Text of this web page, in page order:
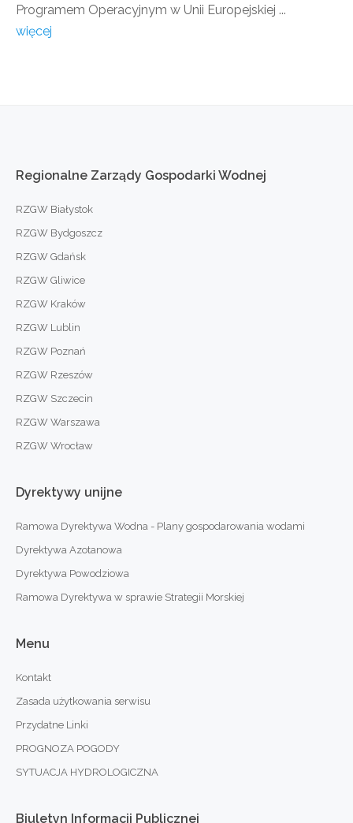
Programem Operacyjnym w Unii Europejskiej ...
więcej
Regionalne Zarządy Gospodarki Wodnej
RZGW Białystok
RZGW Bydgoszcz
RZGW Gdańsk
RZGW Gliwice
RZGW Kraków
RZGW Lublin
RZGW Poznań
RZGW Rzeszów
RZGW Szczecin
RZGW Warszawa
RZGW Wrocław
Dyrektywy unijne
Ramowa Dyrektywa Wodna - Plany gospodarowania wodami
Dyrektywa Azotanowa
Dyrektywa Powodziowa
Ramowa Dyrektywa w sprawie Strategii Morskiej
Menu
Kontakt
Zasada użytkowania serwisu
Przydatne Linki
PROGNOZA POGODY
SYTUACJA HYDROLOGICZNA
Biuletyn Informacji Publicznej